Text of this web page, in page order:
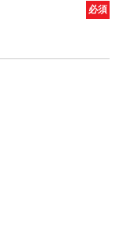
必須